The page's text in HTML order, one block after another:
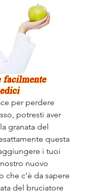
per perdere
potresti aver
granata del
questa
i tuoi
nuovo
che c'è da sapere
del bruciatore